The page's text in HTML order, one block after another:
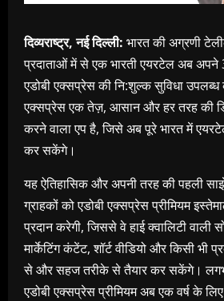
दिव्यराष्ट्र, नई दिल्ली: भारत की अग्रणी
प्रदाताओं में से एक भारती एयरटेल अब अपने
एडोबी एक्सप्रेस की नि:शुल्क सुविधा उपलब्ध
एक्सप्रेस एक तेज़, आसान और हर तरह की
करने वाला एप है, जिसे अब पूरे भारत में
कर सकेंगे।
यह ऐतिहासिक और अपनी तरह की पहली
ग्राहकों को एडोबी एक्सप्रेस प्रीमियम
प्रदान करेगी, जिससे वे हाई क्वालिटी वाली
मार्केटिंग कंटेंट, शॉर्ट वीडियो और किसी भी
से और सहज तरीके से तैयार कर सकेंगे।
एडोबी एक्सप्रेस प्रीमियम अब एक वर्ष के